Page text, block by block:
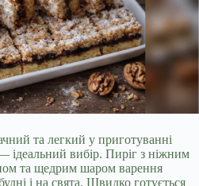
та легкий у приготуванні
ідеальний вибір. Пиріг з ніжним
та щедрим шаром варення
і на свята. Швидко готується